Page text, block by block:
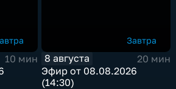
10 мин
Завтра
8 августа
20 мин
Эфир от 08.08.2026
(14:30)